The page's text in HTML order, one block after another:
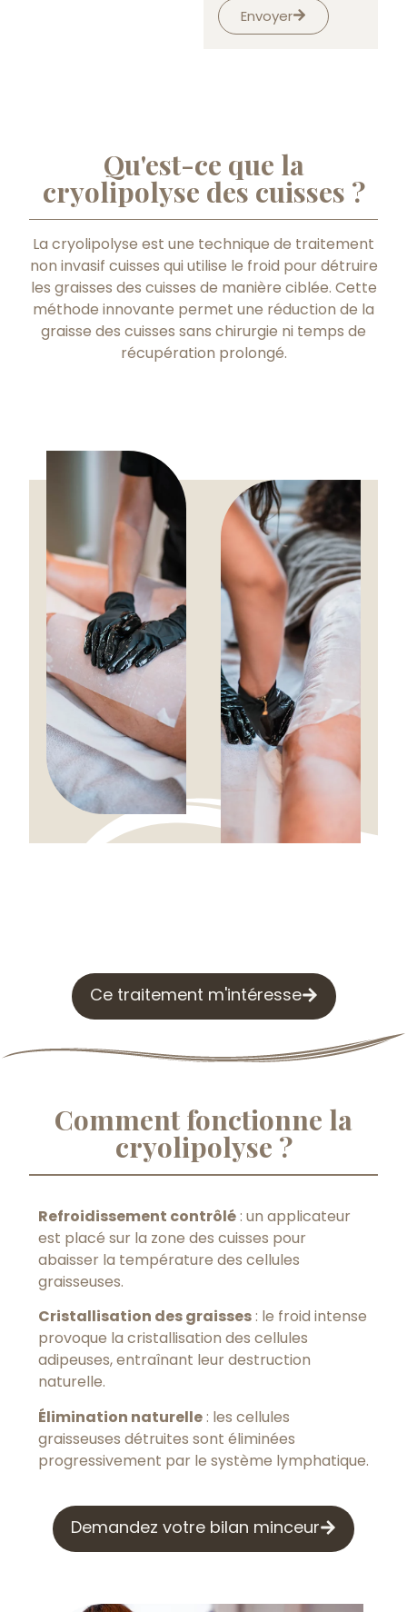
Envoyer
Qu'est-ce que la
cryolipolyse des cuisses ?
La cryolipolyse est une technique de traitement
non invasif cuisses qui utilise le froid pour détruire
les graisses des cuisses de manière ciblée. Cette
méthode innovante permet une réduction de la
graisse des cuisses sans chirurgie ni temps de
récupération prolongé.
Ce traitement m'intéresse
Comment fonctionne la
cryolipolyse ?
Refroidissement contrôlé: un applicateur
est placé sur la zone des cuisses pour
abaisser la température des cellules
graisseuses.
Cristallisation des graisses: le froid intense
provoque la cristallisation des cellules
adipeuses, entraînant leur destruction
naturelle.
Élimination naturelle: les cellules
graisseuses détruites sont éliminées
progressivement par le système lymphatique.
Demandez votre bilan minceur